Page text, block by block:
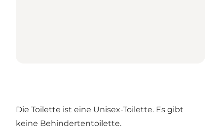
Die Toilette ist eine Unisex-Toilette. Es gibt
keine Behindertentoilette.